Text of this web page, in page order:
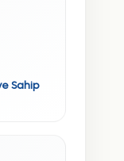
Sahip